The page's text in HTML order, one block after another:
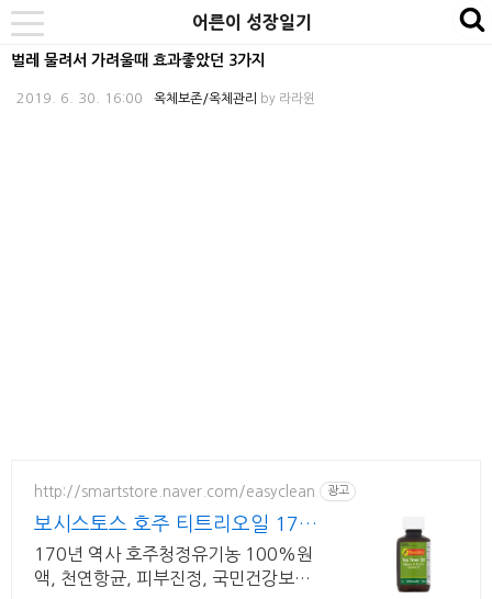
본
바
내
게
카
고
toggle
navigation
어른이 성장일기
벌레 물려서 가려울때 효과좋았던 3가지
2019. 6. 30. 16:00 옥체보존/옥체관리 by 라라윈
http://smartstore.naver.com/easyclean 광고
보시스토스 호주 티트리오일 170
년 역사 유기농원액오일
170년 역사 호주청정유기농 100%원
액, 천연항균, 피부진정, 국민건강보험